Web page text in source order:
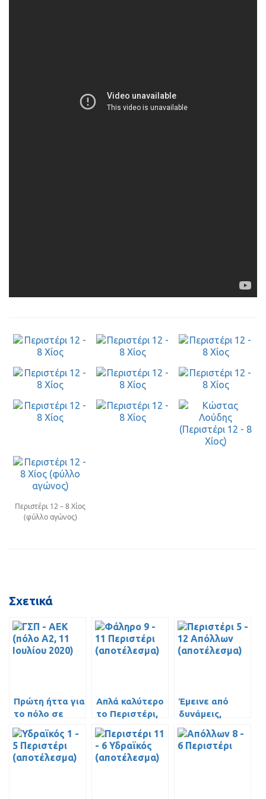
Περιστέρι 12 – 8 Χίος
(φύλλο αγώνος)
Σχετικά
Πρώτη ήττα για
το πόλο σε
αγώνα –
δυσφήμιση
(video)
Απλά καλύτερο
το Περιστέρι,
πέρασε και από
το Φάληρο
[video]
Έμεινε από
δυνάμεις,
ηττήθηκε από
τον Απόλλωνα
(video)